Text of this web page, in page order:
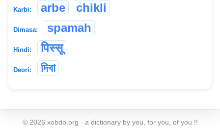
Karbi: arbe chikli
Dimasa: spamah
Hindi: पिस्सू
Deori: দিবা
© 2026 xobdo.org - a dictionary by you, for you, of you !!